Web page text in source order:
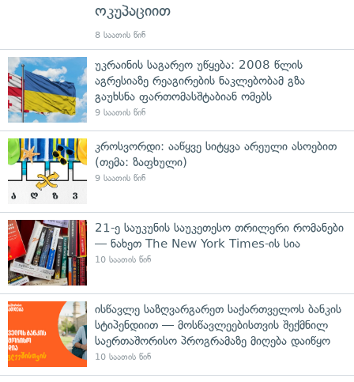
ოკუპაციით
8 საათის წინ
უკრაინის საგარეო უწყება: 2008 წლის
აგრესიაზე რეაგირების ნაკლებობამ გზა
გაუხსნა ფართომასშტაბიან ომებს
9 საათის წინ
კროსვორდი: ააწყვე სიტყვა არეული ასოებით
(თემა: ზაფხული)
9 საათის წინ
21-ე საუკუნის საუკეთესო თრილერი რომანები
— ნახეთ The New York Times-ის სია
10 საათის წინ
ისწავლე საზღვარგარეთ საქართველოს ბანკის
სტიპენდიით — მოსწავლეებისთვის შექმნილ
საერთაშორისო პროგრამაზე მიღება დაიწყო
10 საათის წინ